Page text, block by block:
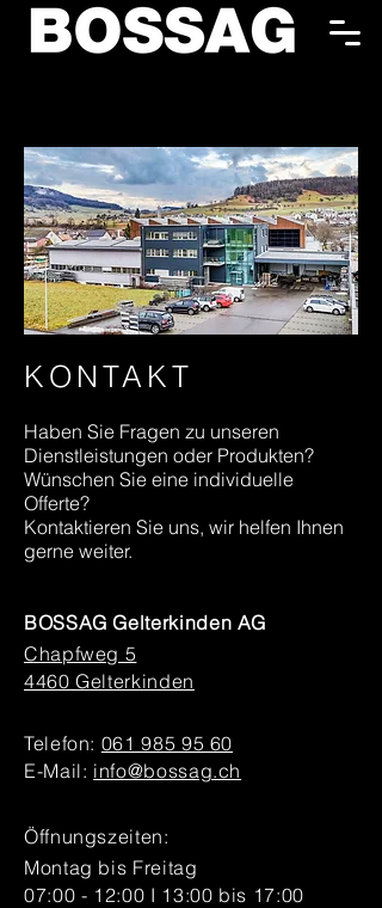
KONTAKT
Haben Sie Fragen zu unseren
Dienstleistungen oder Produkten?
Wünschen Sie eine individuelle
Offerte?
Kontaktieren Sie uns, wir helfen Ihnen
gerne weiter.
BOSSAG Gelterkinden AG
Chapfweg 5
4460 Gelterkinden
Telefon: 061 985 95 60
E-Mail: info@bossag.ch
Öffnungszeiten:
Montag bis Freitag
07:00 - 12:00 I 13:00 bis 17:00